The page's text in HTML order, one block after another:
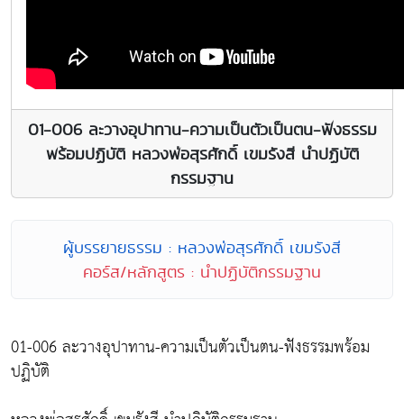
01-006 ละวางอุปาทาน-ความเป็นตัวเป็นตน-ฟังธรรม
พร้อมปฏิบัติ หลวงพ่อสุรศักดิ์ เขมรังสี นำปฏิบัติ
กรรมฐาน
ผู้บรรยายธรรม : หลวงพ่อสุรศักดิ์ เขมรังสี
คอร์ส/หลักสูตร : นำปฏิบัติกรรมฐาน
01-006 ละวางอุปาทาน-ความเป็นตัวเป็นตน-ฟังธรรมพร้อม
ปฏิบัติ